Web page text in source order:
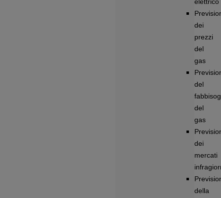
elettrico
dei
prezzi
del
gas
del
del
gas
dei
mercati
della